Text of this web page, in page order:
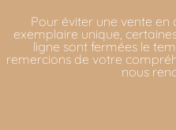
Pour éviter une vente en
exemplaire unique,
ligne sont fermées le
remercions de votre
nous